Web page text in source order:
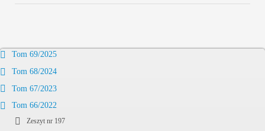
Tom 69/2025
Tom 68/2024
Tom 67/2023
Tom 66/2022
Zeszyt nr 197